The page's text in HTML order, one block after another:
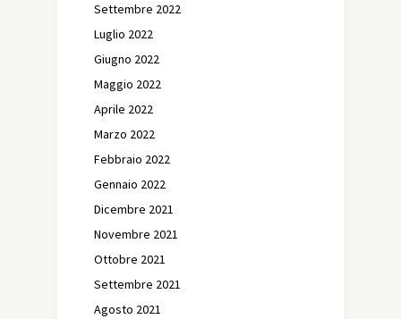
Settembre 2022
Luglio 2022
Giugno 2022
Maggio 2022
Aprile 2022
Marzo 2022
Febbraio 2022
Gennaio 2022
Dicembre 2021
Novembre 2021
Ottobre 2021
Settembre 2021
Agosto 2021